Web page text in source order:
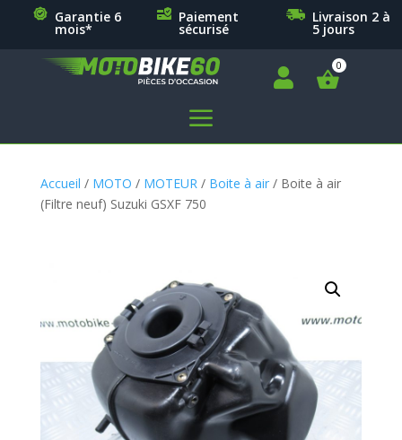
Garantie 6
mois*
Paiement
sécurisé
Livraison 2 à
5 jours

a
Accueil / MOTO / MOTEUR / Boite à air/ Boite à air
(Filtre neuf) Suzuki GSXF 750